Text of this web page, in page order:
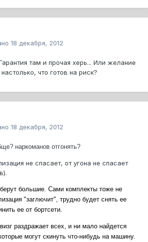
18 декабря, 2012
там и прочая херь... Или желание
что готов на риск?
18 декабря, 2012
наркоманов отгонять?
не спасает, от угона не спасает
берут большие. Сами комплекты тоже не
"заглючит", трудно будет снять ее
ее от бортсети.
раздражает всех, и ни мало найдется
могут скинуть что-нибудь на машину.